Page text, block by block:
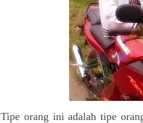
Tipe orang ini adalah tipe